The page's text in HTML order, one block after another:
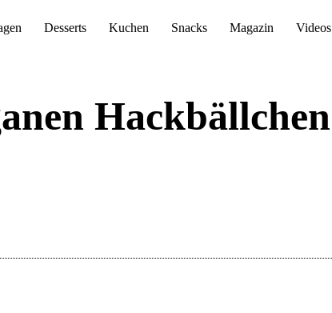
Desserts Kuchen Snacks Magazin Videos
Hackbällchen